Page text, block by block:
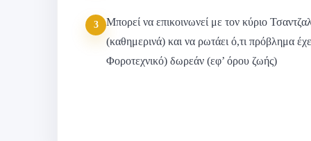
3
Μπορεί να επικοινωνεί με τον κύριο
(καθημερινά) και να ρωτάει ό,τι πρόβλημα
Φοροτεχνικό) δωρεάν (εφ’ όρου ζωής)